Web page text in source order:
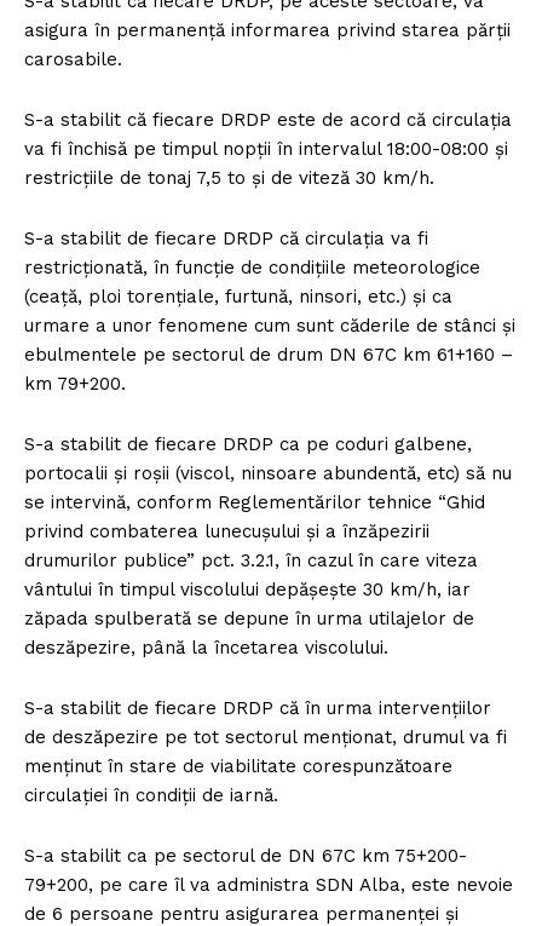
asigura în permanență informarea privind starea părții
carosabile.
S-a stabilit că fiecare DRDP este de acord că circulația
va fi închisă pe timpul nopții în intervalul 18:00-08:00 și
restricțiile de tonaj 7,5 to și de viteză 30 km/h.
S-a stabilit de fiecare DRDP că circulația va fi
restricționată, în funcție de condițiile meteorologice
(ceață, ploi torențiale, furtună, ninsori, etc.) și ca
urmare a unor fenomene cum sunt căderile de stânci și
ebulmentele pe sectorul de drum DN 67C km 61+160 –
km 79+200.
S-a stabilit de fiecare DRDP ca pe coduri galbene,
portocalii și roșii (viscol, ninsoare abundentă, etc) să nu
se intervină, conform Reglementărilor tehnice “Ghid
privind combaterea lunecușului și a înzăpezirii
drumurilor publice” pct. 3.2.1, în cazul în care viteza
vântului în timpul viscolului depășește 30 km/h, iar
zăpada spulberată se depune în urma utilajelor de
deszăpezire, până la încetarea viscolului.
S-a stabilit de fiecare DRDP că în urma intervențiilor
de deszăpezire pe tot sectorul menționat, drumul va fi
menținut în stare de viabilitate corespunzătoare
circulației în condiții de iarnă.
S-a stabilit ca pe sectorul de DN 67C km 75+200-
79+200, pe care îl va administra SDN Alba, este nevoie
de 6 persoane pentru asigurarea permanenței și